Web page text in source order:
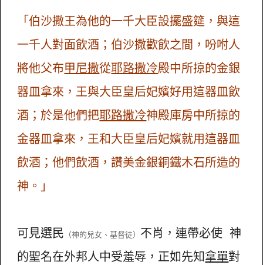
「伯沙撒王為他的一千大臣設擺盛筵，與這
一千人對面飲酒；伯沙撒歡飲之間，吩咐人
將他父布甲尼撒從耶路撒冷殿中所掠的金銀
器皿拿來，王與大臣皇后妃嬪好用這器皿飲
酒；於是他們把耶路撒冷神殿庫房中所掠的
金器皿拿來，王和大臣皇后妃嬪就用這器皿
飲酒；他們飲酒，讚美金銀銅鐵木石所造的
神。」
可見選民 （神的兒女、基督徒） 不肖，連帶必使 神
的聖名在外邦人中受羞辱，正如先知拿單對